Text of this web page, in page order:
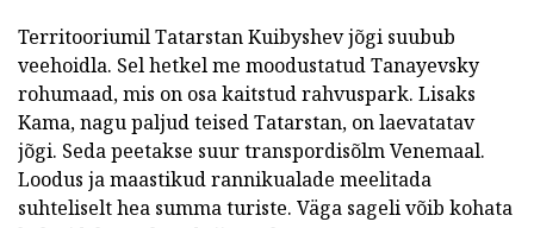
Territooriumil Tatarstan Kuibyshev jõgi suubub
veehoidla. Sel hetkel me moodustatud Tanayevsky
rohumaad, mis on osa kaitstud rahvuspark. Lisaks
Kama, nagu paljud teised Tatarstan, on laevatatav
jõgi. Seda peetakse suur transpordisõlm Venemaal.
Loodus ja maastikud rannikualade meelitada
suhteliselt hea summa turiste. Väga sageli võib kohata